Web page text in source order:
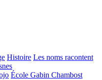
Histoire Les noms racontent
École Gabin Chambost